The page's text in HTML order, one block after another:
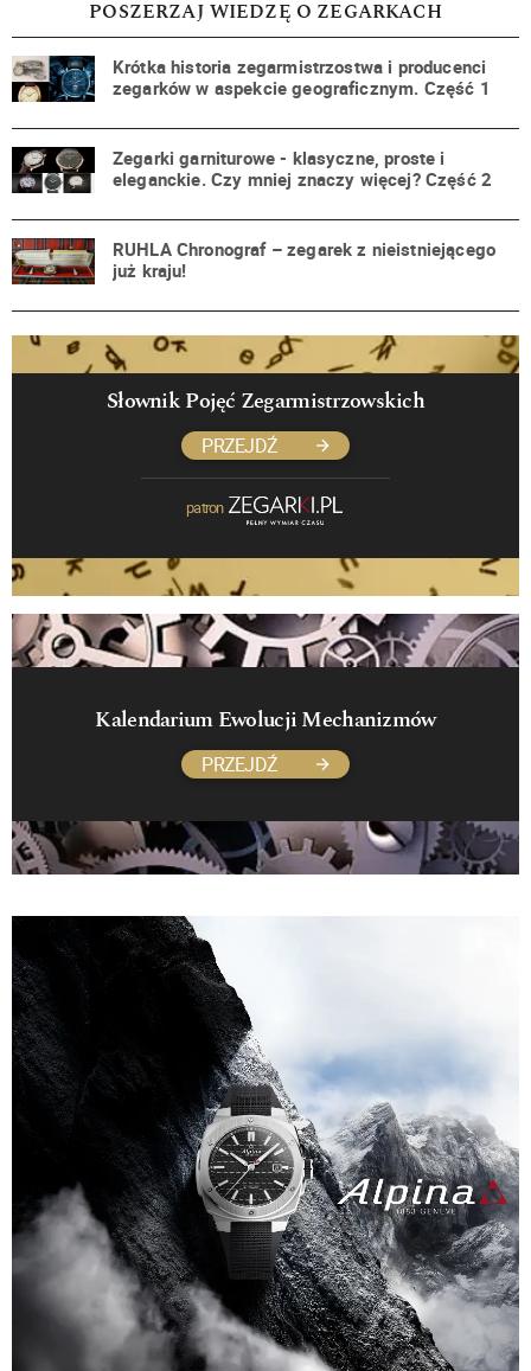
POSZERZAJ WIEDZĘ O ZEGARKACH
Krótka historia zegarmistrzostwa i producenci
zegarków w aspekcie geograficznym. Część 1
Zegarki garniturowe - klasyczne, proste i
eleganckie. Czy mniej znaczy więcej? Część 2
RUHLA Chronograf – zegarek z nieistniejącego
już kraju!
Słownik Pojęć Zegarmistrzowskich
PRZEJDŹ
patron
Kalendarium Ewolucji Mechanizmów
PRZEJDŹ